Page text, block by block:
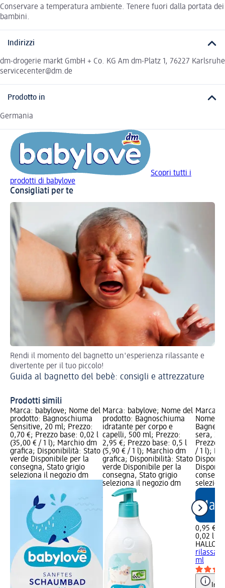
Conservare a temperatura ambiente. Tenere fuori dalla portata dei
bambini.
Indirizzi
dm-drogerie markt GmbH + Co. KG Am dm-Platz 1, 76227 Karlsruhe
servicecenter@dm.de
Prodotto in
Germania
Scopri tutti i
prodotti di babylove
Consigliati per te
Rendi il momento del bagnetto un'esperienza rilassante e
divertente per il tuo piccolo!
Guida al bagnetto del bebè: consigli e attrezzature
Prodotti simili
Marca: babylove; Nome del
prodotto: Bagnoschiuma
Sensitive, 20 ml; Prezzo:
0,70 €; Prezzo base: 0,02 l
(35,00 € / 1 l); Marchio dm
grafica; Disponibilità: Stato
verde Disponibile per la
consegna, Stato grigio
seleziona il negozio dm
Marca: babylove; Nome del
prodotto: Bagnoschiuma
idratante per corpo e
capelli, 500 ml; Prezzo:
2,95 €; Prezzo base: 0,5 l
(5,90 € / 1 l); Marchio dm
grafica; Disponibilità: Stato
verde Disponibile per la
consegna, Stato grigio
seleziona il negozio dm
Marca:
Nome
sera, 20
Prezzo
/ 1 l);
0,95 €
0,02 l
ml